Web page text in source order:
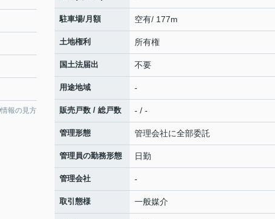
情報の見方
駐車場/月額 空有/ 177m
土地権利 所有権
国土法届出 不要
用途地域 -
販売戸数 / 総戸数 - / -
管理形態 管理会社に全部委託
管理員の勤務形態 日勤
管理会社 -
取引態様 一般媒介